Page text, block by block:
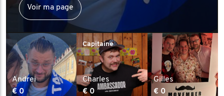
Voir ma page
Andrei
€ 0
Capitaine
Charles
€ 0
Gilles
€ 0